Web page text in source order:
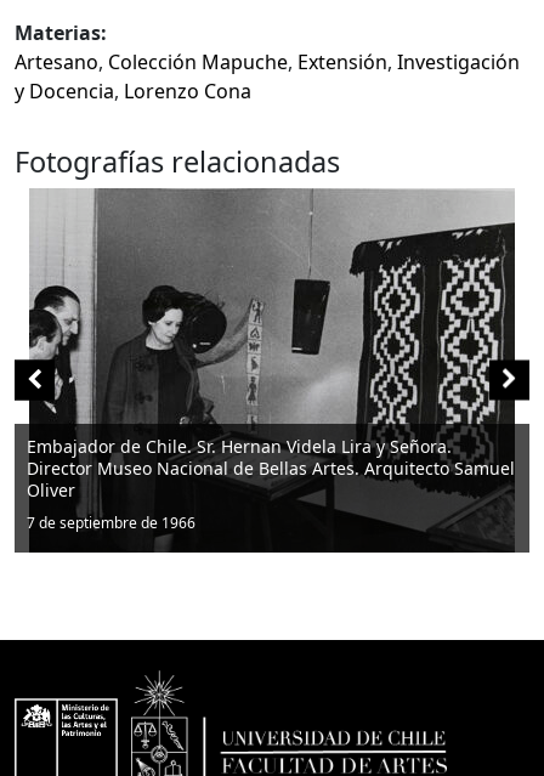
Materias:
Artesano, Colección Mapuche, Extensión, Investigación
y Docencia, Lorenzo Cona
Fotografías relacionadas
Señora.
Samuel
Director del Museo Arq. Samuel Oliver con
7 de septiembre de 1966